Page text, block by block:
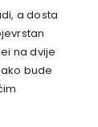
a dosta
na dvije
bude